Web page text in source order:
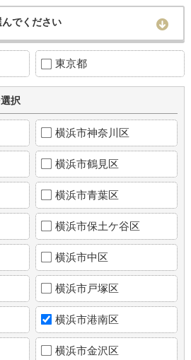
でください
東京都
択
横浜市神奈川区
横浜市鶴見区
横浜市青葉区
横浜市保土ケ谷区
横浜市中区
横浜市戸塚区
横浜市港南区
横浜市金沢区